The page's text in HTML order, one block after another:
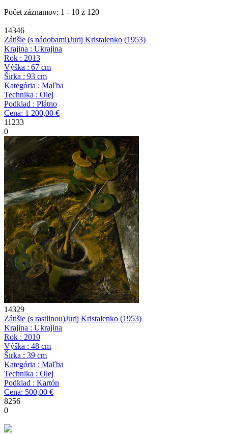
Počet záznamov: 1 - 10 z 120
14346
Zátišie (s nádobami)Jurij Kristalenko (1953)
Krajina : Ukrajina
Rok : 2013
Výška : 67 cm
Širka : 93 cm
Kategória : Maľba
Technika : Olej
Podklad : Plátno
Cena: 1 200,00 €
11233
0
14329
Zátišie (s rastlinou)Jurij Kristalenko (1953)
Krajina : Ukrajina
Rok : 2010
Výška : 48 cm
Širka : 39 cm
Kategória : Maľba
Technika : Olej
Podklad : Kartón
Cena: 500,00 €
8256
0